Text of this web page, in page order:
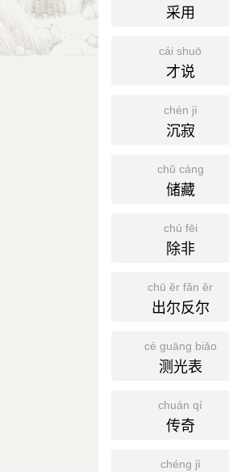
采用
cái shuō
才说
chén jì
沉寂
chǔ cáng
储藏
chú fēi
除非
chū ěr fǎn ěr
出尔反尔
cè guāng biǎo
测光表
chuán qí
传奇
chéng jì